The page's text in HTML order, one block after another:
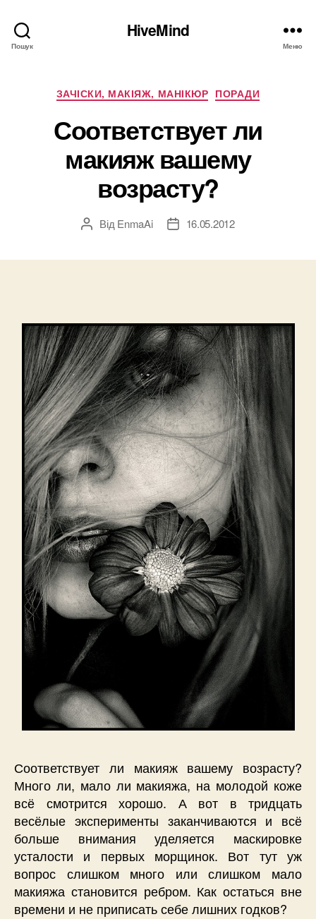
Пошук
HiveMind
Меню
Категорії
ЗАЧІСКИ, МАКІЯЖ, МАНІКЮР ПОРАДИ
Соответствует ли
макияж вашему
возрасту?
Автор
Від EnmaAi
Дата16.05.2012
Соответствует ли макияж вашему возрасту?
Много ли, мало ли макияжа, на молодой коже
всё смотрится хорошо. А вот в тридцать
весёлые эксперименты заканчиваются и всё
больше внимания уделяется маскировке
усталости и первых морщинок. Вот тут уж
вопрос слишком много или слишком мало
макияжа становится ребром. Как остаться вне
времени и не приписать себе лишних годков?